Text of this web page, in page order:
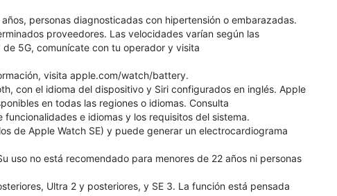
personas diagnosticadas con hipertensión o embarazadas.
proveedores. Las velocidades varían según las
5G, comunícate con tu operador y visita
visita apple.com/watch/battery.
con el idioma del dispositivo y Siri configurados en inglés. Apple
en todas las regiones o idiomas. Consulta
e idiomas y los requisitos del sistema.
de Apple Watch SE) y puede generar un electrocardiograma
uso no está recomendado para menores de 22 años ni personas
Ultra 2 y posteriores, y SE 3. La función está pensada